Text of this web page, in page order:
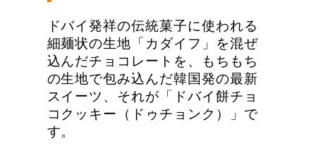
ドバイ発祥の伝統菓子に使われる
細麺状の生地「カダイフ」を混ぜ
込んだチョコレートを、もちもち
の生地で包み込んだ韓国発の最新
スイーツ、それが「ドバイ餅チョ
コクッキー（ドゥチョンク）」で
す。